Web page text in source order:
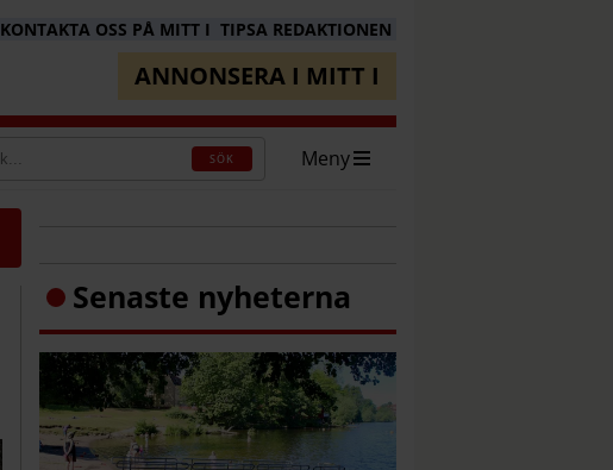
KONTAKTA OSS PÅ MITT I TIPSA REDAKTIONEN
ANNONSERA I MITT I
SÖK Meny
Senaste nyheterna